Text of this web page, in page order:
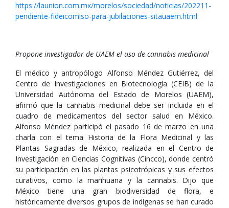
https://launion.com.mx/morelos/sociedad/noticias/202211-
pendiente-fideicomiso-para-jubilaciones-sitauaem.html
Propone investigador de UAEM el uso de cannabis medicinal
El médico y antropólogo Alfonso Méndez Gutiérrez, del
Centro de Investigaciones en Biotecnología (CEIB) de la
Universidad Autónoma del Estado de Morelos (UAEM),
afirmó que la cannabis medicinal debe ser incluida en el
cuadro de medicamentos del sector salud en México.
Alfonso Méndez participó el pasado 16 de marzo en una
charla con el tema Historia de la Flora Medicinal y las
Plantas Sagradas de México, realizada en el Centro de
Investigación en Ciencias Cognitivas (Cincco), donde centró
su participación en las plantas psicotrópicas y sus efectos
curativos, como la marihuana y la cannabis. Dijo que
México tiene una gran biodiversidad de flora, e
históricamente diversos grupos de indígenas se han curado